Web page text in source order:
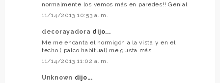
normalmente los vemos más en paredes!! Genial
11/14/2013 10:53 a. m.
decorayadora dijo...
Me me encanta el hormigón a la vista y en el
techo ( palco habitual) me gusta más
11/14/2013 11:02 a. m.
Unknown dijo...